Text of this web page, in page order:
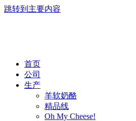
跳转到主要内容
首页
公司
生产
羊软奶酪
精品线
Oh My Cheese!